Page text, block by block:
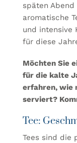
späten Abend
aromatische
und intensive
für diese
Möchten Sie
für die kalte
erfahren, wie
serviert?
Tee:
Tees sind die